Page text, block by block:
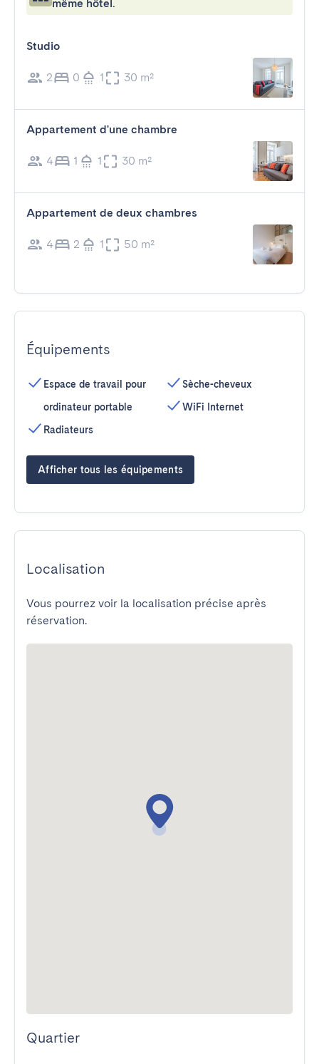
même hôtel.
Studio
2 0 1 30 m²
Appartement d'une chambre
4 1 1 30 m²
Appartement de deux chambres
4 2 1 50 m²
Équipements
Espace de travail pour
ordinateur portable
Radiateurs
Sèche-cheveux
WiFi Internet
Afficher tous les équipements
Localisation
Vous pourrez voir la localisation précise après
réservation.
Quartier